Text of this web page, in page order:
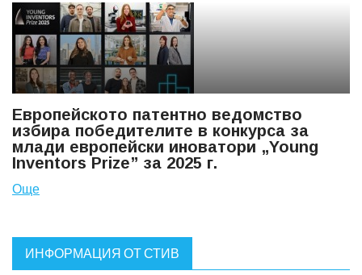
Европейското патентно ведомство
избира победителите в конкурса за
млади европейски иноватори „Young
Inventors Prize” за 2025 г.
Още
ИНФОРМАЦИЯ ОТ СТИВ